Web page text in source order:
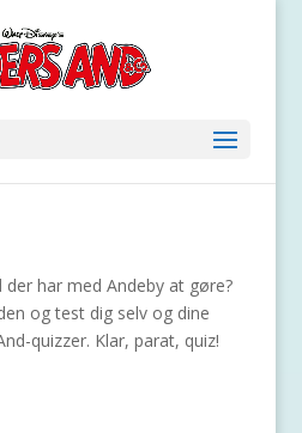
har med Andeby at gøre?
og test dig selv og dine
quizzer. Klar, parat, quiz!